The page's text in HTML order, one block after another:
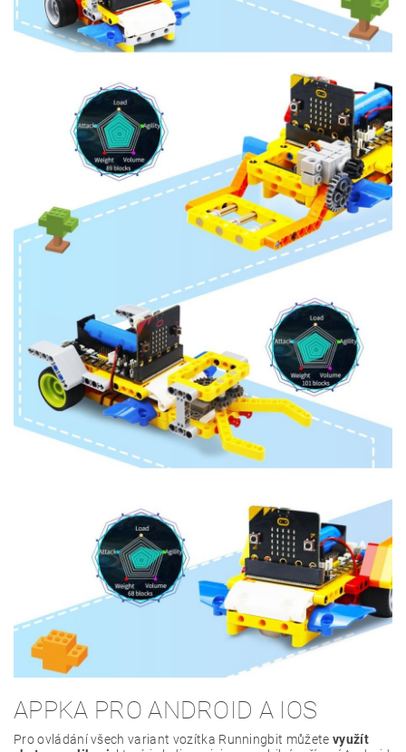
APPKA PRO ANDROID A IOS
Pro ovládání všech variant vozítka Runningbit můžete využít